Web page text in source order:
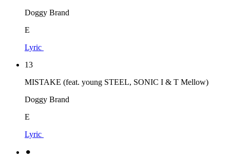
Doggy Brand
E
Lyric
13
MISTAKE (feat. young STEEL, SONIC I & T Mellow)
Doggy Brand
E
Lyric
⚫︎